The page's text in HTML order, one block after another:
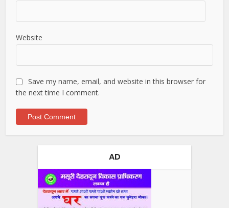
Website
Save my name, email, and website in this browser for
the next time I comment.
AD